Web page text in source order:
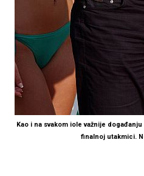
Kao i na svakom iole važnije
finalnoj utakmici.